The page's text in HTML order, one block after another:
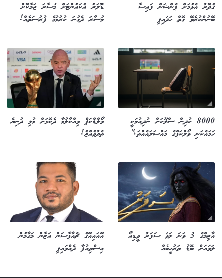
ގެދޮރު އެޅުމަށް ޕެންޝަން ފައިސާ
ބޭނުންކުރެވޭ ގޮތް ހަދައިފި
ޑޮލަރު އެކައުންޓަށް މުސާރަ ޖަމާކޮށް
މުސާރަ ދެގުނަ ކުރުމުގެ ފުރުސަތެއް!
8000 ކުދިން ސްލޫކަށް ނުދިއުމަކީ
ހަމައެކަނި ވޯލްކަޕްގެ މައްސަލައެއްތަ؟
ވޯލްޑްކަޕް ވިއްކާލުމާ ދެކޮޅަށް މުޅި ދުނިޔެ
ތެދުވެއްޖެ!
އާޒިމްގެ 3 ވަނަ ލަވަ ސަފަރު ވީޑިއޯ
ލަވައަށް ބޮޑު ތަރުހީބެއް
އޭއައިއޭގެ ޗެއާޕާސަން އަޒާން މަގާމުން
އިސްތިއުފާ ދެއްވައިފި